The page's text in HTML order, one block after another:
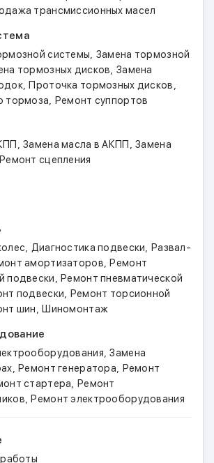
трансмиссионных масел
системы, Замена тормозной
тормозных дисков, Замена
,Проточка тормозных дисков,
тормоза, Ремонт суппортов
,Замена масла в АКПП ,Замена
Ремонт сцепления
, Диагностика подвески, Развал-
амортизаторов,Ремонт
подвески,Ремонт пневматической
подвески, Ремонт торсионной
шин,Шиномонтаж
,Замена
,Ремонт генератора, Ремонт
стартера,Ремонт
,Ремонт электрооборудования
работы